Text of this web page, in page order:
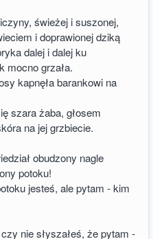
świeżej i suszonej,
i doprawionej dziką
dalej i dalej ku
mocno grzała.
kapnęła barankowi na
szara żaba, głosem
na jej grzbiecie.
obudzony nagle
potoku!
jesteś, ale pytam - kim
nie słyszałeś, że pytam -